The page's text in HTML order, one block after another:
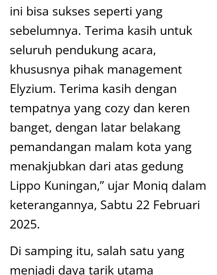
ini bisa sukses seperti yang
sebelumnya. Terima kasih untuk
seluruh pendukung acara,
khususnya pihak management
Elyzium. Terima kasih dengan
tempatnya yang cozy dan keren
banget, dengan latar belakang
pemandangan malam kota yang
menakjubkan dari atas gedung
Lippo Kuningan,” ujar Moniq dalam
keterangannya, Sabtu 22 Februari
2025.
Di samping itu, salah satu yang
menjadi daya tarik utama